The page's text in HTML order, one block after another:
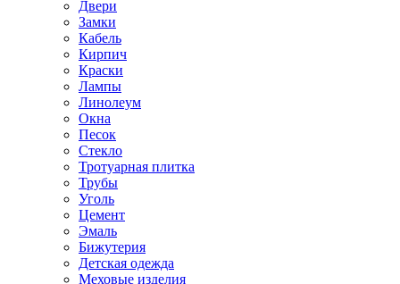
Двери
Замки
Кабель
Кирпич
Краски
Лампы
Линолеум
Окна
Песок
Стекло
Тротуарная плитка
Трубы
Уголь
Цемент
Эмаль
Бижутерия
Детская одежда
Меховые изделия